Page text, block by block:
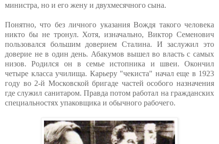
министра, но и его жену и двухмесячного сына.
Понятно, что без личного указания Вождя такого человека
никто бы не тронул. Хотя, изначально, Виктор Семенович
пользовался большим доверием Сталина. И заслужил это
доверие не в один день. Абакумов вышел во власть с самых
низов. Родился он в семье истопника и швеи. Окончил
четыре класса училища. Карьеру "чекиста" начал еще в 1923
году во 2-й Московской бригаде частей особого назначения
где служил санитаром. Правда потом работал на гражданских
специальностях упаковщика и обычного рабочего.